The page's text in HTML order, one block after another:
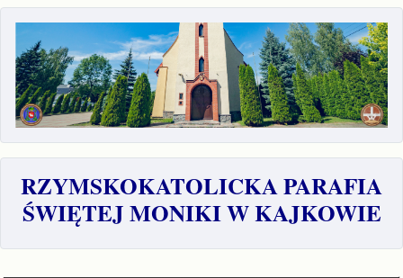
RZYMSKOKATOLICKA PARAFIA
ŚWIĘTEJ MONIKI W KAJKOWIE